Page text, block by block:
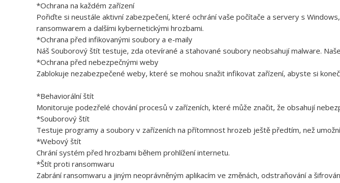
*Ochrana na každém zařízení
Pořiďte si neustále aktivní zabezpečení, které ochrání vaše počítače a servery s
ransomwarem a dalšími kybernetickými hrozbami.
*Ochrana před infikovanými soubory a e-maily
Náš Souborový štít testuje, zda otevírané a stahované soubory neobsahují malware.
*Ochrana před nebezpečnými weby
Zablokuje nezabezpečené weby, které se mohou snažit infikovat zařízení, abyste si
*Behaviorální štít
Monitoruje podezřelé chování procesů v zařízeních, které může značit, že obsahují
*Souborový štít
Testuje programy a soubory v zařízeních na přítomnost hrozeb ještě předtím, než
*Webový štít
Chrání systém před hrozbami během prohlížení internetu.
*Štít proti ransomwaru
Zabrání ransomwaru a jiným neoprávněným aplikacím ve změnách, odstraňování a